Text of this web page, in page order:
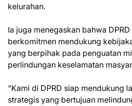
kelurahan.
Ia juga menegaskan bahwa
berkomitmen mendukung
yang berpihak pada penguatan
perlindungan keselamatan
“Kami di DPRD siap mendukung
strategis yang bertujuan